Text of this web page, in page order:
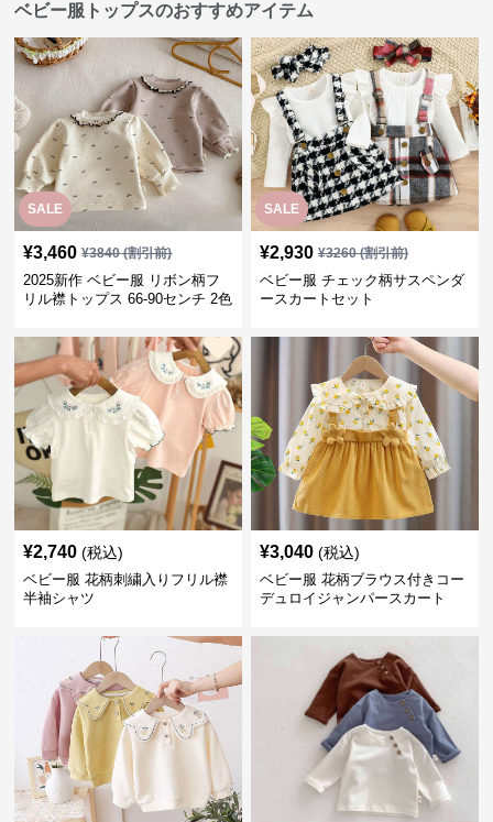
ベビー服トップスのおすすめアイテム
SALE
¥3,460 ¥3840(割引前)
2025新作 ベビー服 リボン柄フ
リル襟トップス 66-90センチ 2色
SALE
¥2,930 ¥3260(割引前)
ベビー服 チェック柄サスペンダ
ースカートセット
¥2,740 (税込)
ベビー服 花柄刺繍入りフリル襟
半袖シャツ
¥3,040 (税込)
ベビー服 花柄ブラウス付きコー
デュロイジャンパースカート